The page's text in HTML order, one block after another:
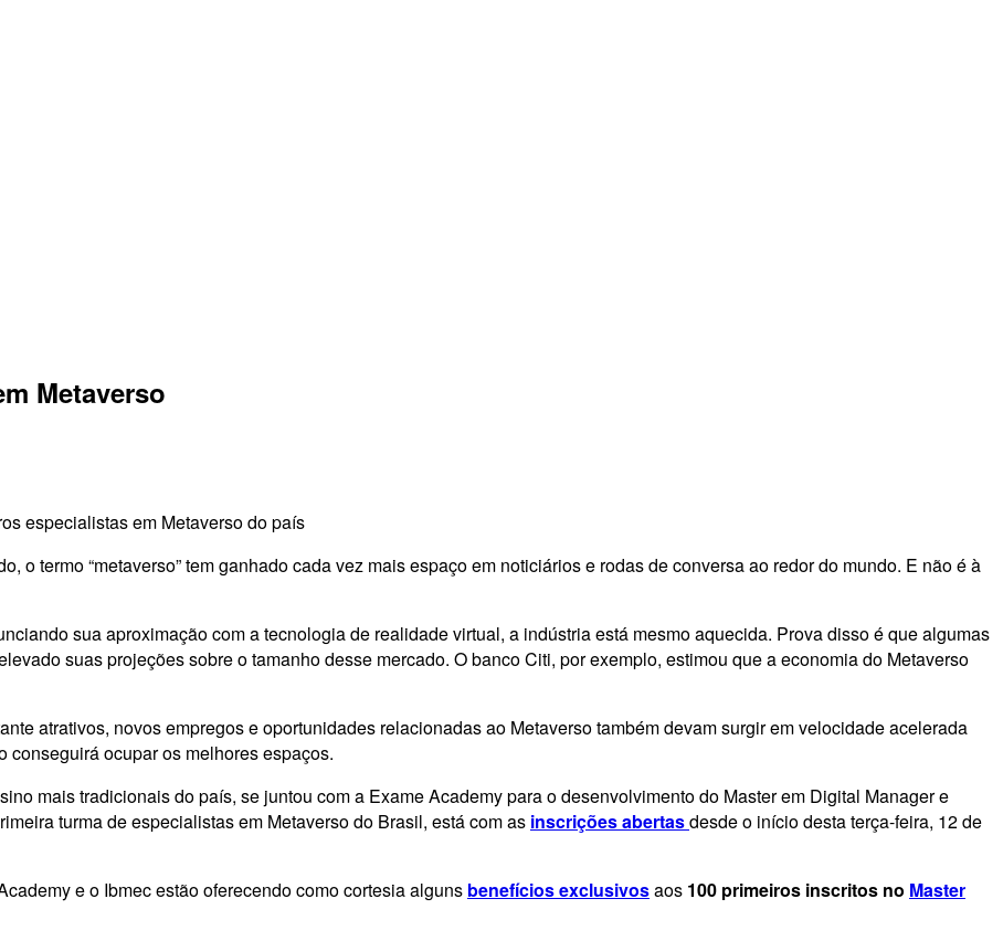
Metaverso
especialistas em Metaverso do país
o termo “metaverso” tem ganhado cada vez mais espaço em noticiários e rodas de conversa ao redor do mundo. E não é à
sua aproximação com a tecnologia de realidade virtual, a indústria está mesmo aquecida. Prova disso é que algumas
suas projeções sobre o tamanho desse mercado. O banco Citi, por exemplo, estimou que a economia do Metaverso
atrativos, novos empregos e oportunidades relacionadas ao Metaverso também devam surgir em velocidade acelerada
conseguirá ocupar os melhores espaços.
mais tradicionais do país, se juntou com a Exame Academy para o desenvolvimento do Master em Digital Manager e
turma de especialistas em Metaverso do Brasil, está com as inscrições abertasdesde o início desta terça-feira, 12 de
e o Ibmec estão oferecendo como cortesia alguns benefícios exclusivosaos 100 primeiros inscritos no Master